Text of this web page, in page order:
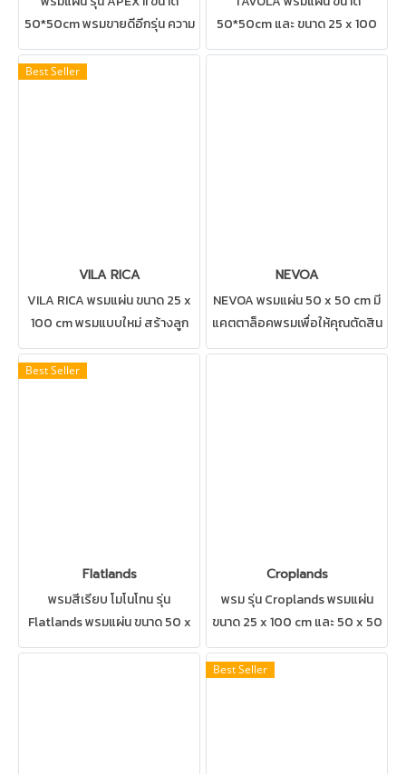
50*50cm พรมขายดีอีกรุ่น ความ
สวยงามของพรมและประโยชน์
ใช้สอย สามารถปูได้ทุกสถานที่
50*50cm และ ขนาด 25 x 100
cm ออกแบบให้พรมเข้ากับทุก
Best Seller
VILA RICA
VILA RICA พรมแผ่น ขนาด 25 x
100 cm พรมแบบใหม่ สร้างลูก
เล่นให้กับสถานที่ของคุณ สามารถ
ปูได้ทุกสถานที่ เช่น บ้าน สำนักงาน
NEVOA
NEVOA พรมแผ่น 50 x 50 cm มี
แคตตาล็อคพรมเพื่อให้คุณตัดสิน
ใจ สามารถปูได้ทุกสถานที่ เช่น
Best Seller
Flatlands
พรมสีเรียบ โมโนโทน รุ่น
Flatlands พรมแผ่น ขนาด 50 x
50 cm สามารถปูได้ทุกสถานที่
Croplands
พรม รุ่น Croplands พรมแผ่น
ขนาด 25 x 100 cm และ 50 x 50
cm เป็นพรมแบบEcoSoft
สามารถปูได้ทุกสถานที่ เช่น บ้าน
Best Seller